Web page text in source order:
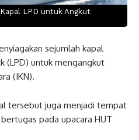
LPD untuk Angkut
sejumlah kapal
(LPD) untuk mengangkut
(IKN).
tersebut juga menjadi tempat
pada upacara HUT